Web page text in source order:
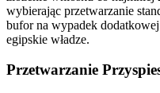
wybierając przetwarzanie
bufor na wypadek
egipskie władze.
Przetwarzanie